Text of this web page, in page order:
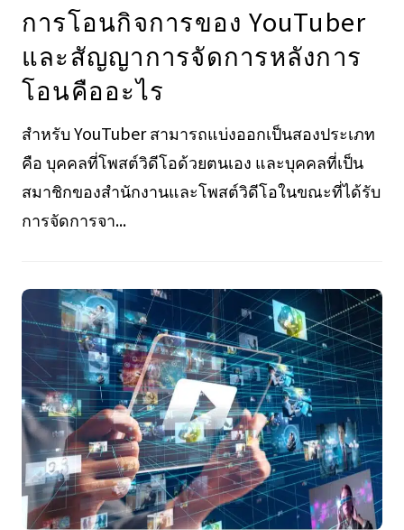
การโอนกิจการของ YouTuber
และสัญญาการจัดการหลังการ
โอนคืออะไร
สำหรับ YouTuber สามารถแบ่งออกเป็นสองประเภท
คือ บุคคลที่โพสต์วิดีโอด้วยตนเอง และบุคคลที่เป็น
สมาชิกของสำนักงานและโพสต์วิดีโอในขณะที่ได้รับ
การจัดการจา...